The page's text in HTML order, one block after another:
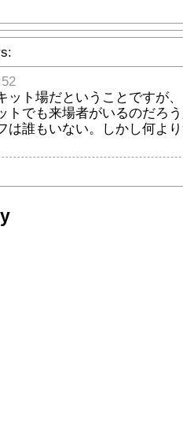
ット場だということですが
トでも来場者がいるのだろ
は誰もいない。しかし何よ